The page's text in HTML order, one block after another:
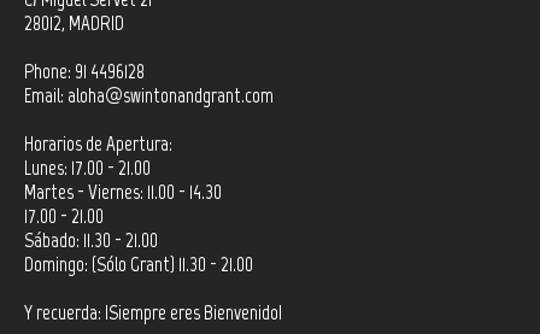
28012, MADRID
Phone: 91 4496128
Email: aloha@swintonandgrant.com
Horarios de Apertura:
Lunes: 17.00 - 21.00
Martes - Viernes: 11.00 - 14.30
17.00 - 21.00
Sábado: 11.30 - 21.00
Domingo: (Sólo Grant) 11.30 - 21.00
Y recuerda: ¡Siempre eres Bienvenido!